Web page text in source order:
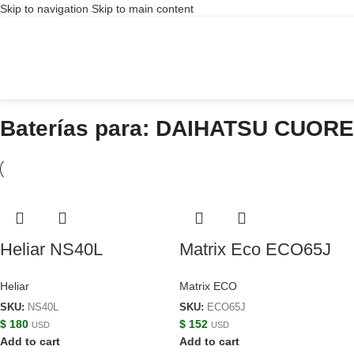
Skip to navigation Skip to main content
Baterías para: DAIHATSU CUORE
Heliar NS40L
Heliar
SKU: NS40L
$ 180 USD
Add to cart
Matrix Eco ECO65J
Matrix ECO
SKU: ECO65J
$ 152 USD
Add to cart